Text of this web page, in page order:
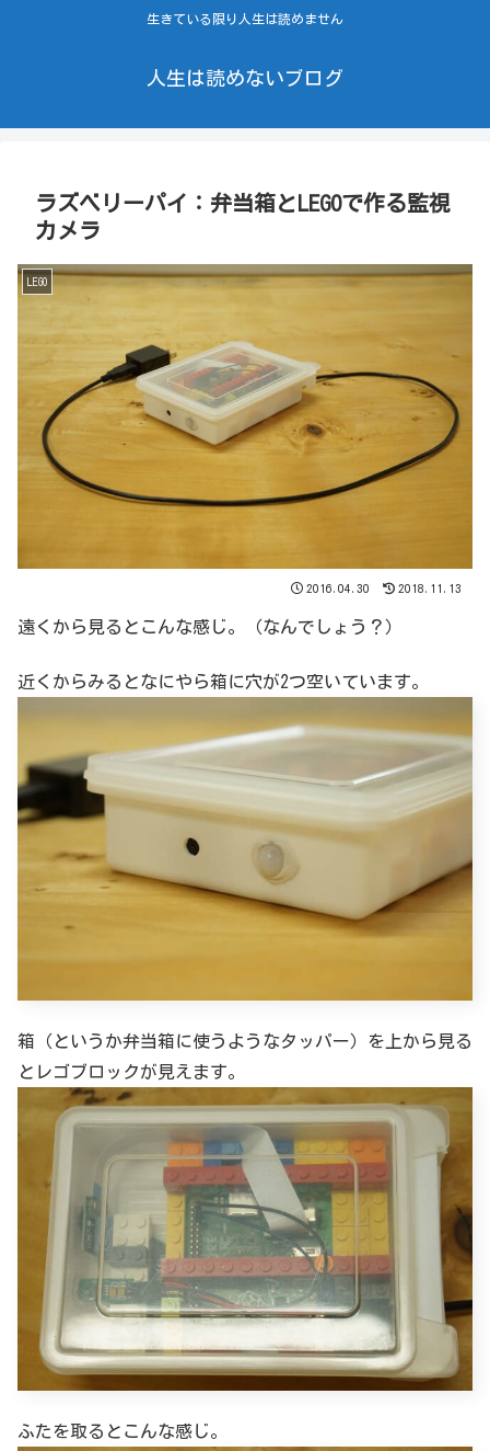
生きている限り人生は読めません
人生は読めないブログ
ラズベリーパイ：弁当箱とLEGOで作る監視
カメラ
LEGO
2016.04.30 2018.11.13
遠くから見るとこんな感じ。（なんでしょう？）
近くからみるとなにやら箱に穴が2つ空いています。
箱（というか弁当箱に使うようなタッパー）を上から見る
とレゴブロックが見えます。
ふたを取るとこんな感じ。